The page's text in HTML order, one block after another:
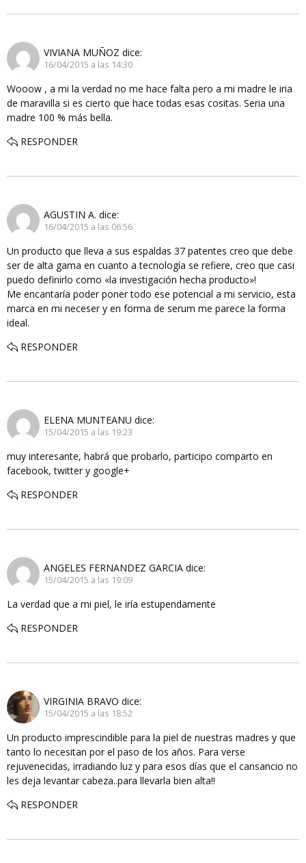
VIVIANA MUÑOZ dice:
16/04/2015 a las 14:30
Wooow , a mi la verdad no me hace falta pero a mi madre le iria
de maravilla si es cierto que hace todas esas cositas. Seria una
madre 100 % más bella.
RESPONDER
AGUSTIN A. dice:
16/04/2015 a las 06:56
Un producto que lleva a sus espaldas 37 patentes creo que debe
ser de alta gama en cuanto a tecnología se refiere, creo que casi
puedo definirlo como «la investigación hecha producto»!
Me encantaría poder poner todo ese potencial a mi servicio, esta
marca en mi neceser y en forma de serum me parece la forma
ideal.
RESPONDER
ELENA MUNTEANU dice:
15/04/2015 a las 19:23
muy interesante, habrá que probarlo, participo comparto en
facebook, twitter y google+
RESPONDER
ANGELES FERNANDEZ GARCIA dice:
15/04/2015 a las 19:09
La verdad que a mi piel, le iría estupendamente
RESPONDER
VIRGINIA BRAVO dice:
15/04/2015 a las 18:52
Un producto imprescindible para la piel de nuestras madres y que
tanto lo necesitan por el paso de los años. Para verse
rejuvenecidas, irradiando luz y para esos días que el cansancio no
les deja levantar cabeza..para llevarla bien alta!!
RESPONDER